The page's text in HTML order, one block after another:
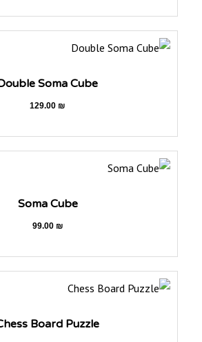
Double Soma Cube
129.00₪
Soma Cube
99.00₪
Chess Board Puzzle